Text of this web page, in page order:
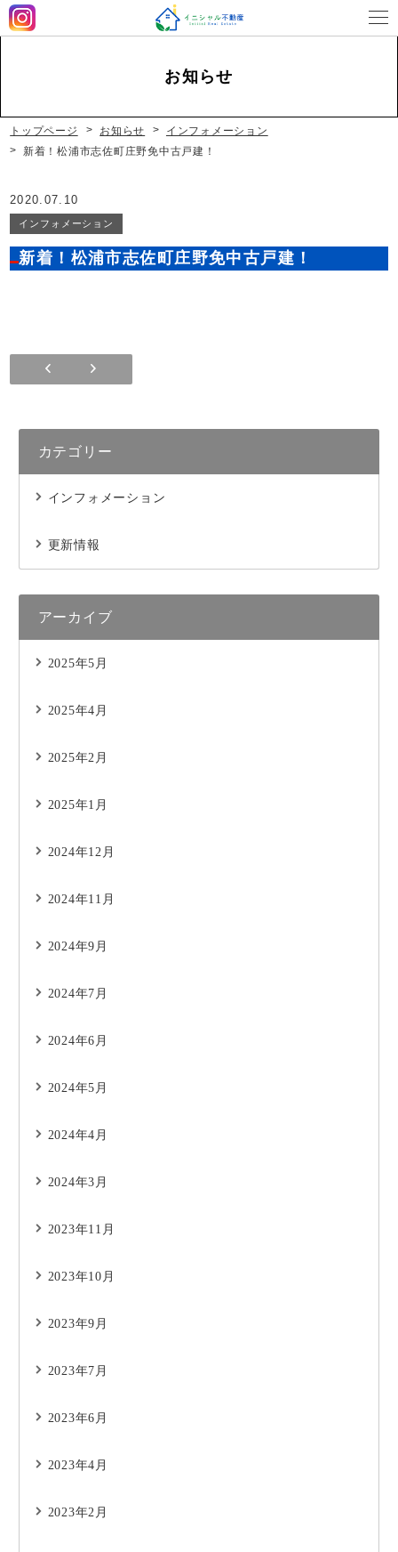
場合もあります）
定休日 日・祝休み
お知らせ
トップページ お知らせ
インフォメーション
新着！松浦市志佐町庄野免中古戸建！
2020.07.10
インフォメーション
新着！松浦市志佐町庄野免中古戸建！
カテゴリー
インフォメーション
更新情報
アーカイブ
2025年5月
2025年4月
2025年2月
2025年1月
2024年12月
2024年11月
2024年9月
2024年7月
2024年6月
2024年5月
2024年4月
2024年3月
2023年11月
2023年10月
2023年9月
2023年7月
2023年6月
2023年4月
2023年2月